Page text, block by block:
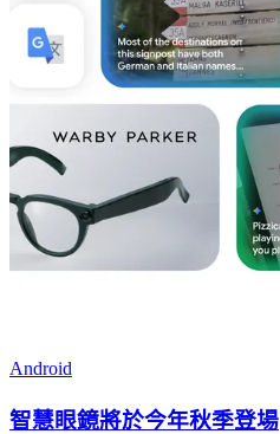
Android
智慧眼鏡將於今年秋季登場